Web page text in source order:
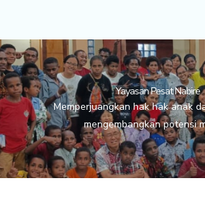
Yayasan Pesat Nabire
Memperjuangkan hak hak anak
mengembangkan potensi